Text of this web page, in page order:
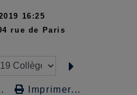
16:25
rue de Paris
Imprimer...